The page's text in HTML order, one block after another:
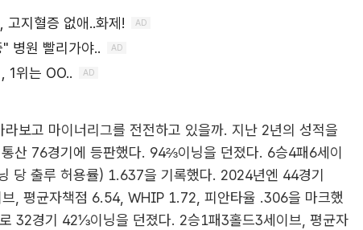
보고 마이너리그를 전전하고 있을까. 지난 2년의 성적을
산 76경기에 등판했다. 94⅔이닝을 던졌다. 6승4패6세이
당 출루 허용률) 1.637을 기록했다. 2024년엔 44경기
, 평균자책점 6.54, WHIP 1.72, 피안타율 .306을 마크했
32경기 42⅓이닝을 던졌다. 2승1패3홀드3세이브, 평균자